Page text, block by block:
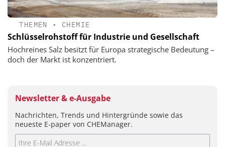
THEMEN • CHEMIE
Schlüsselrohstoff für Industrie und Gesellschaft
Hochreines Salz besitzt für Europa strategische Bedeutung –
doch der Markt ist konzentriert.
Newsletter & e-Ausgabe
Nachrichten, Trends und Hintergründe sowie das
neueste E-paper von CHEManager.